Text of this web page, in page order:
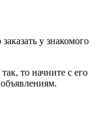
у знакомого
то начните с его